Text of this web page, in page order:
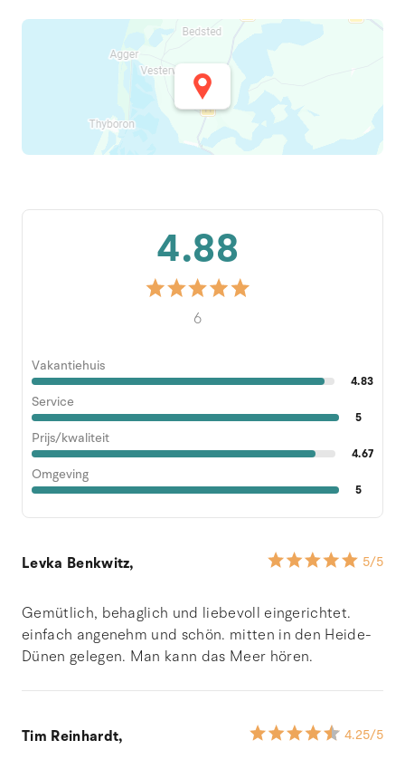
4.88
6
Vakantiehuis
4.83
Service
5
Prijs/kwaliteit
4.67
Omgeving
5
Levka Benkwitz, 5/5
Gemütlich, behaglich und liebevoll eingerichtet.
einfach angenehm und schön. mitten in den Heide-
Dünen gelegen. Man kann das Meer hören.
Tim Reinhardt, 4.25/5